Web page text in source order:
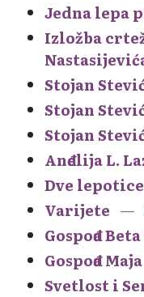
Jedna lepa
Izložba
Stojan
Stojan
Stojan
Anđelija L.
Dve lepotice
Varijete
Gospođa
Gospođa Maja
Svetlost i